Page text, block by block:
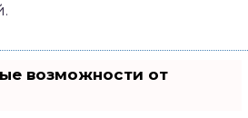
возможности от